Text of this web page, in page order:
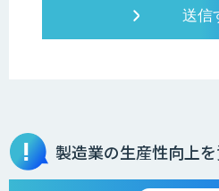
製造業の生産性向上